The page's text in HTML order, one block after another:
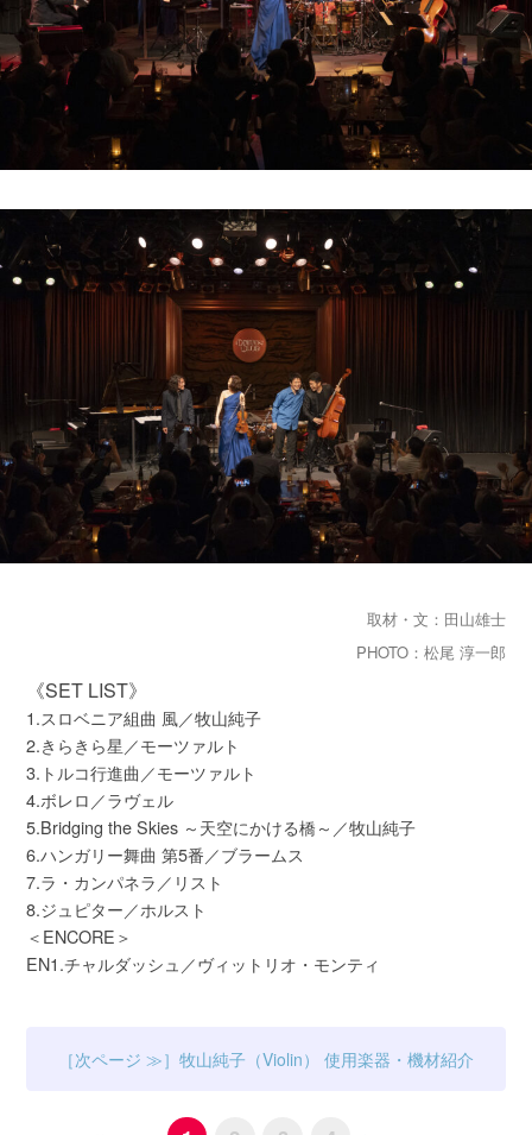
取材・文：田山雄士
PHOTO：松尾 淳一郎
《SET LIST》
1.スロベニア組曲 風／牧山純子
2.きらきら星／モーツァルト
3.トルコ行進曲／モーツァルト
4.ボレロ／ラヴェル
5.Bridging the Skies ～天空にかける橋～／牧山純子
6.ハンガリー舞曲 第5番／ブラームス
7.ラ・カンパネラ／リスト
8.ジュピター／ホルスト
＜ENCORE＞
EN1.チャルダッシュ／ヴィットリオ・モンティ
牧山純子（Violin） 使用楽器・機材紹介